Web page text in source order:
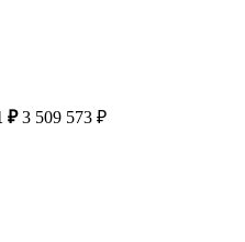
₽ 3 509 573 ₽